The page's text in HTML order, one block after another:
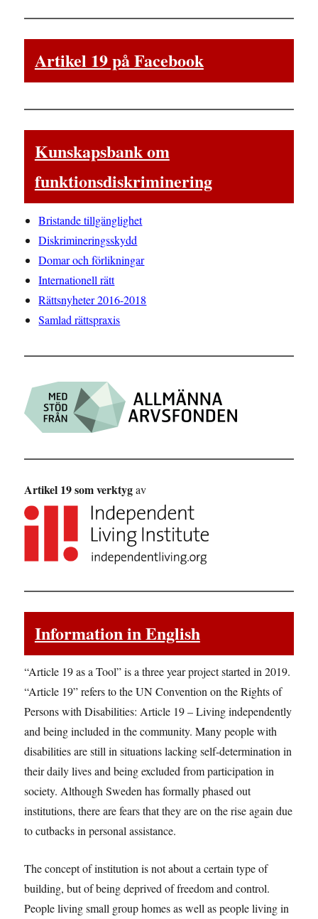
Artikel 19 på Facebook
Kunskapsbank om
funktionsdiskriminering
Bristande tillgänglighet
Diskrimineringsskydd
Domar och förlikningar
Internationell rätt
Rättsnyheter 2016-2018
Samlad rättspraxis
Artikel 19 som verktygav
Information in English
“Article 19 as a Tool” is a three year project started in 2019.
“Article 19” refers to the UN Convention on the Rights of
Persons with Disabilities: Article 19 – Living independently
and being included in the community. Many people with
disabilities are still in situations lacking self-determination in
their daily lives and being excluded from participation in
society. Although Sweden has formally phased out
institutions, there are fears that they are on the rise again due
to cutbacks in personal assistance.
The concept of institution is not about a certain type of
building, but of being deprived of freedom and control.
People living small group homes as well as people living in